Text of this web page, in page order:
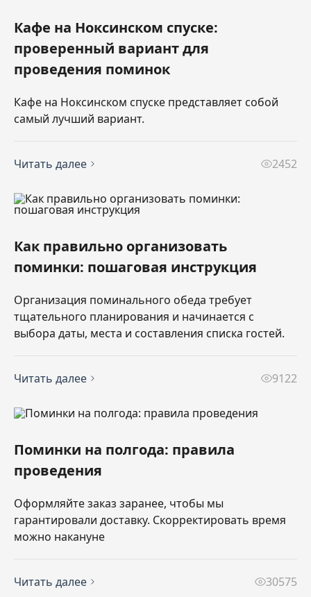
Кафе на Ноксинском спуске:
проверенный вариант для
проведения поминок
Кафе на Ноксинском спуске представляет собой
самый лучший вариант.
Читать далее 2452
Как правильно организовать
поминки: пошаговая инструкция
Организация поминального обеда требует
тщательного планирования и начинается с
выбора даты, места и составления списка гостей.
Читать далее 9122
Поминки на полгода: правила
проведения
Оформляйте заказ заранее, чтобы мы
гарантировали доставку. Скорректировать время
можно накануне
Читать далее 30575